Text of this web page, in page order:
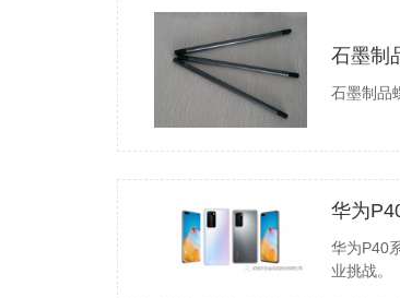
石墨制
石墨制品
华为
华为P40
业挑战。